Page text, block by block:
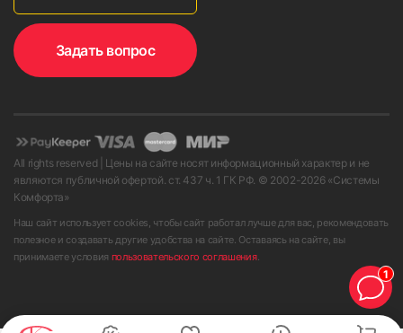
Задать вопрос
All rights reserved | Цены на сайте носят информационный характер и не
являются публичной офертой. ст. 437 ч. 1 ГК РФ. © 2002-2026 «Системы
Комфорта»
Наш сайт использует cookies, чтобы сайт работал лучше для вас, рекомендовать
полезное и создавать другие удобства на сайте. Оставаясь на сайте, вы
принимаете условия пользовательского соглашения.
1